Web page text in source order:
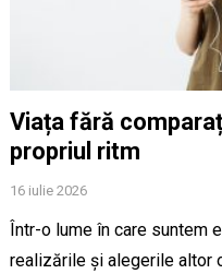
Viața fără
propriul ritm
16 iulie 2026
Într-o lume în care suntem
realizările și alegerile altor